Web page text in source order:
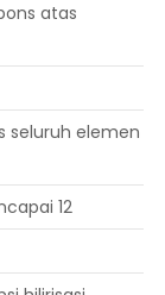
atas
seluruh elemen
12